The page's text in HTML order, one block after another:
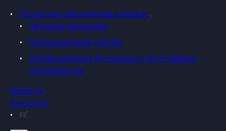
Ресурсное обеспечение и сервис
Обучение персонала
Сопровождение систем
Промышленный Аутсорсинг и Аутстаффинг
специалистов
Новости
Контакты